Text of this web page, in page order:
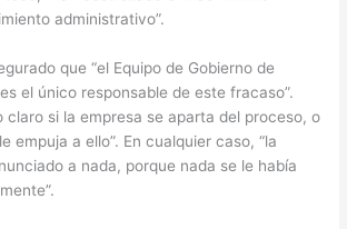
administrativo”.
que “el Equipo de Gobierno de
el único responsable de este fracaso”.
claro si la empresa se aparta del proceso, o
empuja a ello”. En cualquier caso, “la
a nada, porque nada se le había